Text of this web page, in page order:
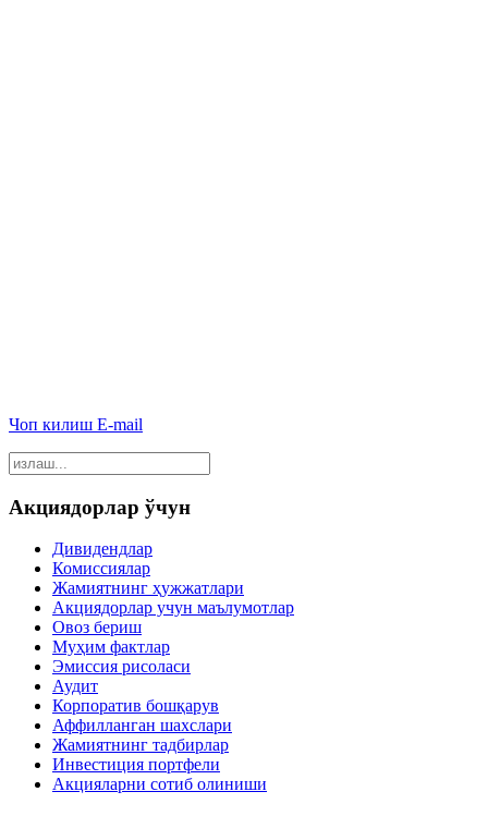
Чоп килиш E-mail
Акциядорлар ўчун
Дивидендлар
Комиссиялар
Жамиятнинг ҳужжатлари
Акциядорлар учун маълумотлар
Овоз бериш
Муҳим фактлар
Эмиссия рисоласи
Аудит
Корпоратив бошқарув
Аффилланган шахслари
Жамиятнинг тадбирлар
Инвестиция портфели
Акцияларни сотиб олиниши